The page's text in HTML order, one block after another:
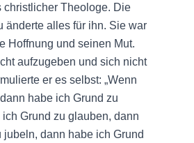
christlicher Theologe. Die
änderte alles für ihn. Sie war
Hoffnung und seinen Mut.
aufzugeben und sich nicht
er es selbst: „Wenn
habe ich Grund zu
Grund zu glauben, dann
jubeln, dann habe ich Grund